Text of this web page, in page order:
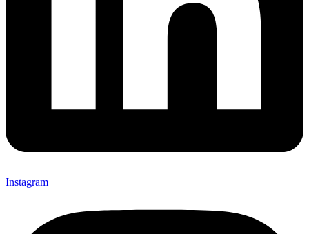
Instagram